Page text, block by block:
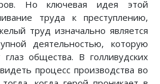
Но ключевая идея этой
труда к преступлению,
труд изначально является
деятельностью, которую
общества. В голливудских
процесс производства во